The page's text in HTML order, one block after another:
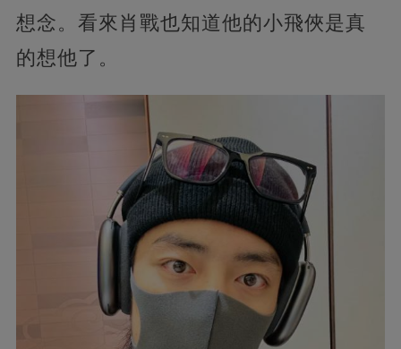
想念。看來肖戰也知道他的小飛俠是真
的想他了。